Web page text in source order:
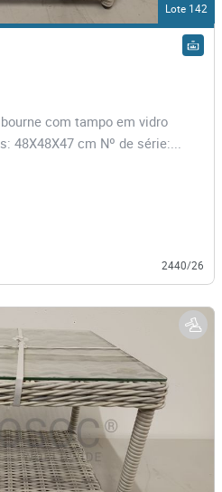
Lote 142
com tampo em vidro
48X48X47 cm Nº de série:...
2440/26